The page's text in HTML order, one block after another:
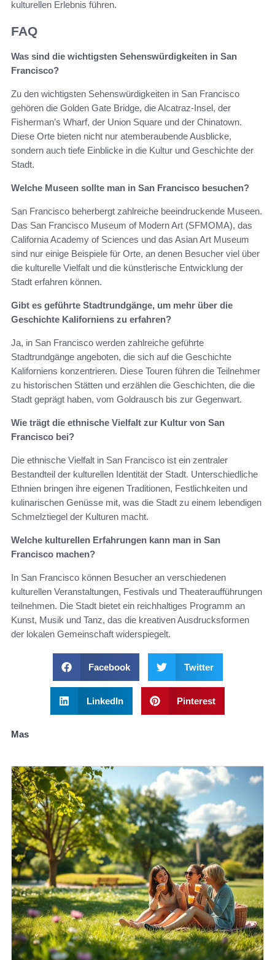
kulturellen Erlebnis führen.
FAQ
Was sind die wichtigsten Sehenswürdigkeiten in San
Francisco?
Zu den wichtigsten Sehenswürdigkeiten in San Francisco
gehören die Golden Gate Bridge, die Alcatraz-Insel, der
Fisherman’s Wharf, der Union Square und der Chinatown.
Diese Orte bieten nicht nur atemberaubende Ausblicke,
sondern auch tiefe Einblicke in die Kultur und Geschichte der
Stadt.
Welche Museen sollte man in San Francisco besuchen?
San Francisco beherbergt zahlreiche beeindruckende Museen.
Das San Francisco Museum of Modern Art (SFMOMA), das
California Academy of Sciences und das Asian Art Museum
sind nur einige Beispiele für Orte, an denen Besucher viel über
die kulturelle Vielfalt und die künstlerische Entwicklung der
Stadt erfahren können.
Gibt es geführte Stadtrundgänge, um mehr über die
Geschichte Kaliforniens zu erfahren?
Ja, in San Francisco werden zahlreiche geführte
Stadtrundgänge angeboten, die sich auf die Geschichte
Kaliforniens konzentrieren. Diese Touren führen die Teilnehmer
zu historischen Stätten und erzählen die Geschichten, die die
Stadt geprägt haben, vom Goldrausch bis zur Gegenwart.
Wie trägt die ethnische Vielfalt zur Kultur von San
Francisco bei?
Die ethnische Vielfalt in San Francisco ist ein zentraler
Bestandteil der kulturellen Identität der Stadt. Unterschiedliche
Ethnien bringen ihre eigenen Traditionen, Festlichkeiten und
kulinarischen Genüsse mit, was die Stadt zu einem lebendigen
Schmelztiegel der Kulturen macht.
Welche kulturellen Erfahrungen kann man in San
Francisco machen?
In San Francisco können Besucher an verschiedenen
kulturellen Veranstaltungen, Festivals und Theateraufführungen
teilnehmen. Die Stadt bietet ein reichhaltiges Programm an
Kunst, Musik und Tanz, das die kreativen Ausdrucksformen
der lokalen Gemeinschaft widerspiegelt.
Facebook Twitter
LinkedIn Pinterest
Mas